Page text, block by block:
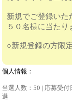
新規でご登録いた
５０名様に当たり
○新規登録の方限
個人情報：
当選人数：50 | 応募受付
選